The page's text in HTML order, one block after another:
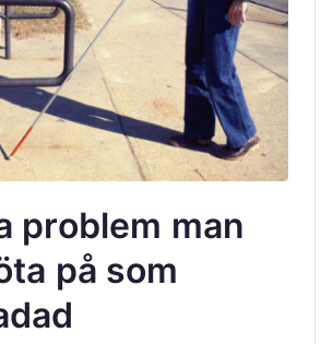
problem man
på som